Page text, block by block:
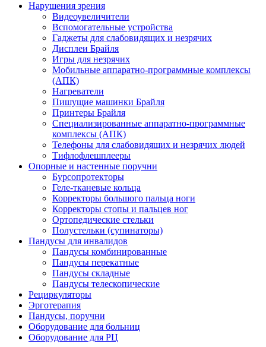
Нарушения зрения
Видеоувеличители
Вспомогательные устройства
Гаджеты для слабовидящих и незрячих
Дисплеи Брайля
Игры для незрячих
Мобильные аппаратно-программные комплексы
(АПК)
Нагреватели
Пишущие машинки Брайля
Принтеры Брайля
Специализированные аппаратно-программные
комплексы (АПК)
Телефоны для слабовидящих и незрячих людей
Тифлофлешплееры
Опорные и настенные поручни
Бурсопротекторы
Геле-тканевые кольца
Корректоры большого пальца ноги
Корректоры стопы и пальцев ног
Ортопедические стельки
Полустельки (супинаторы)
Пандусы для инвалидов
Пандусы комбинированные
Пандусы перекатные
Пандусы складные
Пандусы телескопические
Рециркуляторы
Эрготерапия
Пандусы, поручни
Оборудование для больниц
Оборудование для РЦ